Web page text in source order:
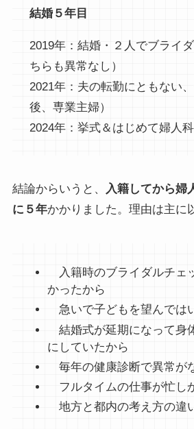
結婚５年目
2019年：結婚・２人でブライ
ちらも異常なし）
2021年：夫の転勤にともない
後、専業主婦）
2024年：挙式＆はじめて婦人
結論からいうと、
入籍してから婦
に５年かかりました。理由は主に
入籍時のブライダルチェ
かったから
急いで子どもを望んでは
結婚式が延期になって身
にしていたから
毎年の健康診断で異常が
フルタイムの仕事が忙し
地方と都内の考え方の違